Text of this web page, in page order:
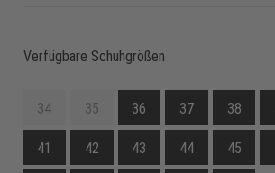
Verfügbare Schuhgrößen
34 35 36 37 38
41 42 43 44 45